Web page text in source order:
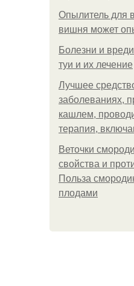
Опылитель для
вишня может
Болезни и
туи и их лечение
Лучшее
заболеваниях,
кашлем,
терапия,
Веточки
свойства и
Польза
плодами